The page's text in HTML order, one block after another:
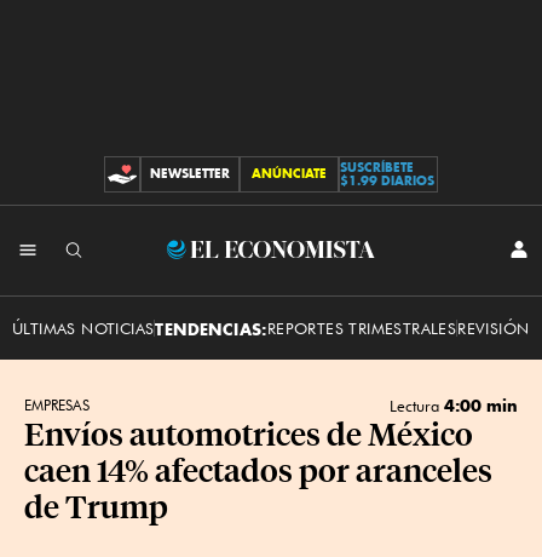
CONTRIBUCIONES
NEWSLETTER ANÚNCIATE
SUSCRÍBETE
$1.99 DIARIOS
El
ÚLTIMAS NOTICIASTENDENCIAS:REPORTES TRIMESTRALESREVISIÓN
EMPRESAS Lectura 4:00 min
Envíos automotrices de México
caen 14% afectados por aranceles
de Trump